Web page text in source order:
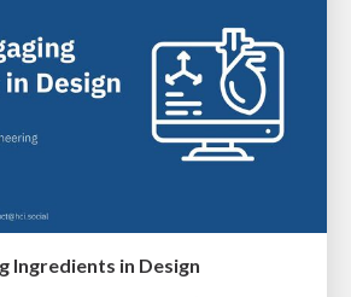
Ingredients in Design